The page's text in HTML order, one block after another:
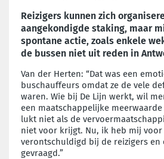
Reizigers kunnen zich
aangekondigde staking, maar
spontane actie, zoals enkele
de bussen niet uit reden in
Van der Herten: “Dat was een
buschauffeurs omdat ze de vele
waren. Wie bij De Lijn werkt, wil
een maatschappelijke
lukt niet als de
niet voor krijgt. Nu, ik heb mij voor
verontschuldigd bij de reizigers en
gevraagd.”